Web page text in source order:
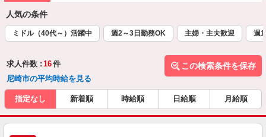
人気の条件
ミドル（40代～）活躍中 週2～3日勤務OK 主婦・主夫歓迎 週
求人件数 : 16件
尼崎市の平均時給を見る
この検索条件を保存
指定なし 新着順 時給順 日給順 月給順